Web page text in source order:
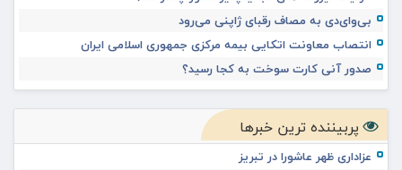
بی‌وای‌دی به مصاف رقبای ژاپنی می‌رود
انتصاب معاونت اتکایی بیمه مرکزی جمهوری اسلامی ایران
صدور آنی کارت سوخت به کجا رسید؟
پربیننده ترین خبرها
عزاداری ظهر عاشورا در تبریز